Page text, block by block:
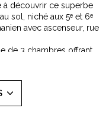
à découvrir ce superbe
sol, niché aux 5ᵉ et 6ᵉ
avec ascenseur, rue
de 3 chambres offrant
une cuisine
Interphone et